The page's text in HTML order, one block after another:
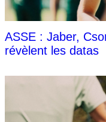
ASSE : Jaber,
révèlent les datas